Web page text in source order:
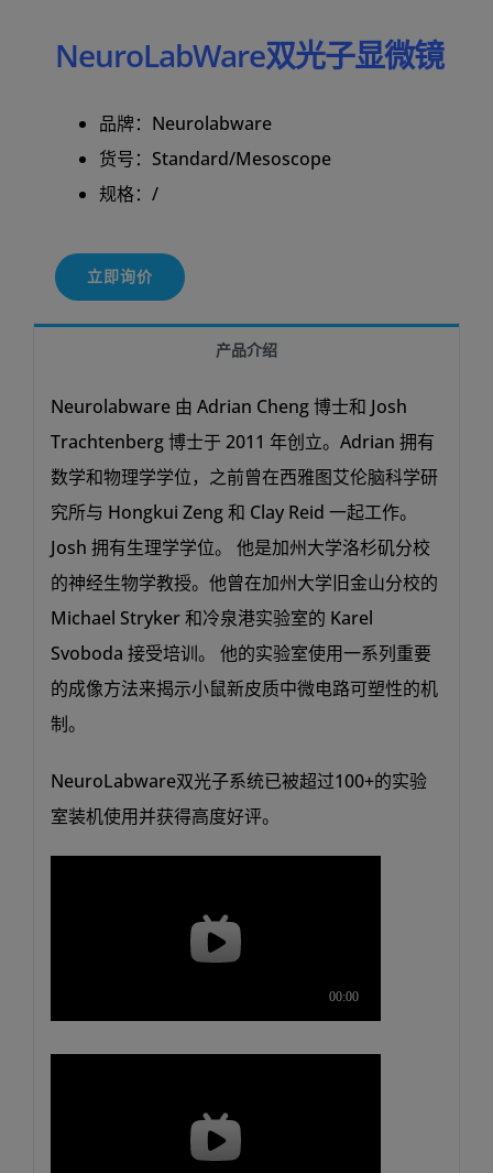
NeuroLabWare双光子显微镜
品牌： Neurolabware
货号：Standard/Mesoscope
规格：/
立即询价
产品介绍
Neurolabware 由 Adrian Cheng 博士和 Josh
Trachtenberg 博士于 2011 年创立。Adrian 拥有
数学和物理学学位，之前曾在西雅图艾伦脑科学研
究所与 Hongkui Zeng 和 Clay Reid 一起工作。
Josh 拥有生理学学位。 他是加州大学洛杉矶分校
的神经生物学教授。他曾在加州大学旧金山分校的
Michael Stryker 和冷泉港实验室的 Karel
Svoboda 接受培训。 他的实验室使用一系列重要
的成像方法来揭示小鼠新皮质中微电路可塑性的机
制。
NeuroLabware双光子系统已被超过100+的实验
室装机使用并获得高度好评。